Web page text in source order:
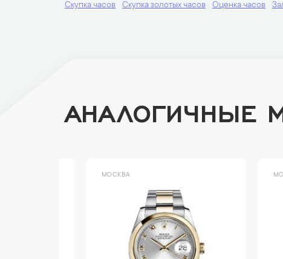
Скупка часов Скупка золотых часов Оценка часов
АНАЛОГИЧНЫЕ
МОСКВА МОСКВА